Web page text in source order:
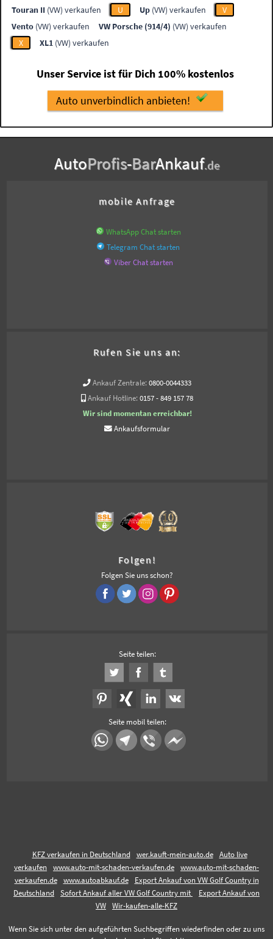
Touran II (VW) verkaufen U Up (VW) verkaufen
V
Vento (VW) verkaufen VW Porsche (914/4) (VW) verkaufen
X
XL1 (VW) verkaufen
Unser Service ist für Dich 100% kostenlos
Auto unverbindlich anbieten!
AutoProfis-BarAnkauf.de
mobile Anfrage
WhatsApp Chat starten
Telegram Chat starten
Viber Chat starten
Rufen Sie uns an:
Ankauf Zentrale: 0800-0044333
Ankauf Hotline: 0157 - 849 157 78
Wir sind momentan erreichbar!
Ankaufsformular
Folgen!
Folgen Sie uns schon?
Seite teilen:
Seite mobil teilen:
KFZ verkaufen in Deutschland wer.kauft-mein-auto.de
Auto live
verkaufen
www.auto-mit-schaden-verkaufen.de
www.auto-mit-schaden-
verkaufen.de
www.autoabkauf.de
Export Ankauf von VW Golf Country in
Deutschland
Sofort Ankauf aller VW Golf Country mit
Export Ankauf von
VW
Wir-kaufen-alle-KFZ
Wenn Sie sich unter den aufgeführten Suchbegriffen wiederfinden oder zu uns